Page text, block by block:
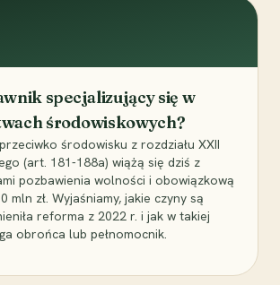
specjalizujący się w
środowiskowych?
środowisku z rozdziału XXII
(art. 181-188a) wiążą się dziś z
pozbawienia wolności i obowiązkową
mln zł. Wyjaśniamy, jakie czyny są
reforma z 2022 r. i jak w takiej
obrońca lub pełnomocnik.